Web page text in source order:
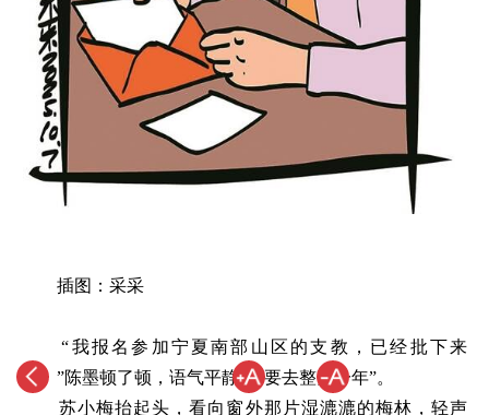
插图：采采
“我报名参加宁夏南部山区的支教，已经批下来
了。”陈墨顿了顿，语气平静，“要去整整一年”。
苏小梅抬起头，看向窗外那片湿漉漉的梅林，轻声